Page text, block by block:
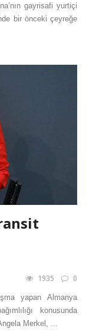
gayrisafi yurtiçi
bir önceki çeyreğe
1935 0
yapan Almanya
konusunda
Merkel, ...